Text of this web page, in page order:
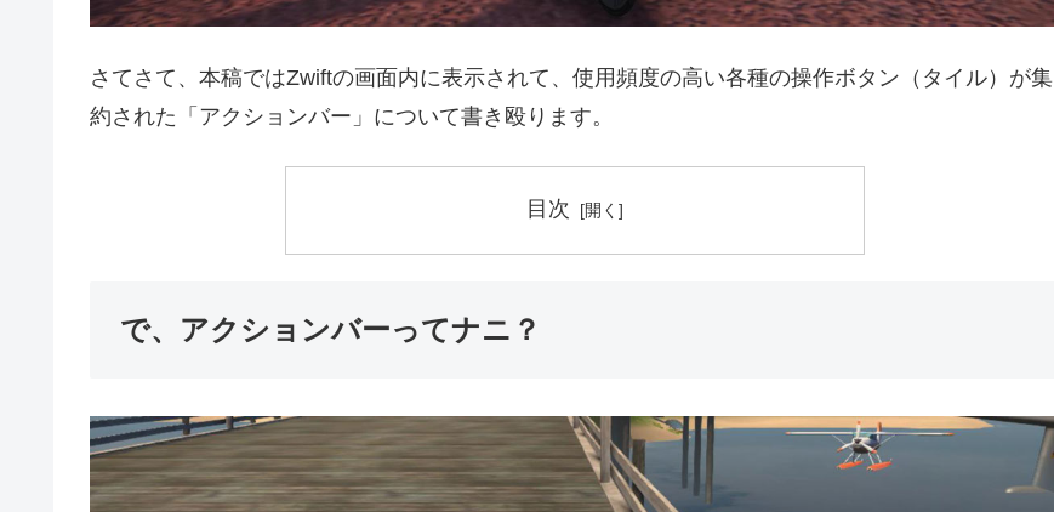
さてさて、本稿ではZwiftの画面内に表示されて、使用頻度の高い各種の操作ボタン（タイル）が集
約された「アクションバー」について書き殴ります。
目次
で、アクションバーってナニ？